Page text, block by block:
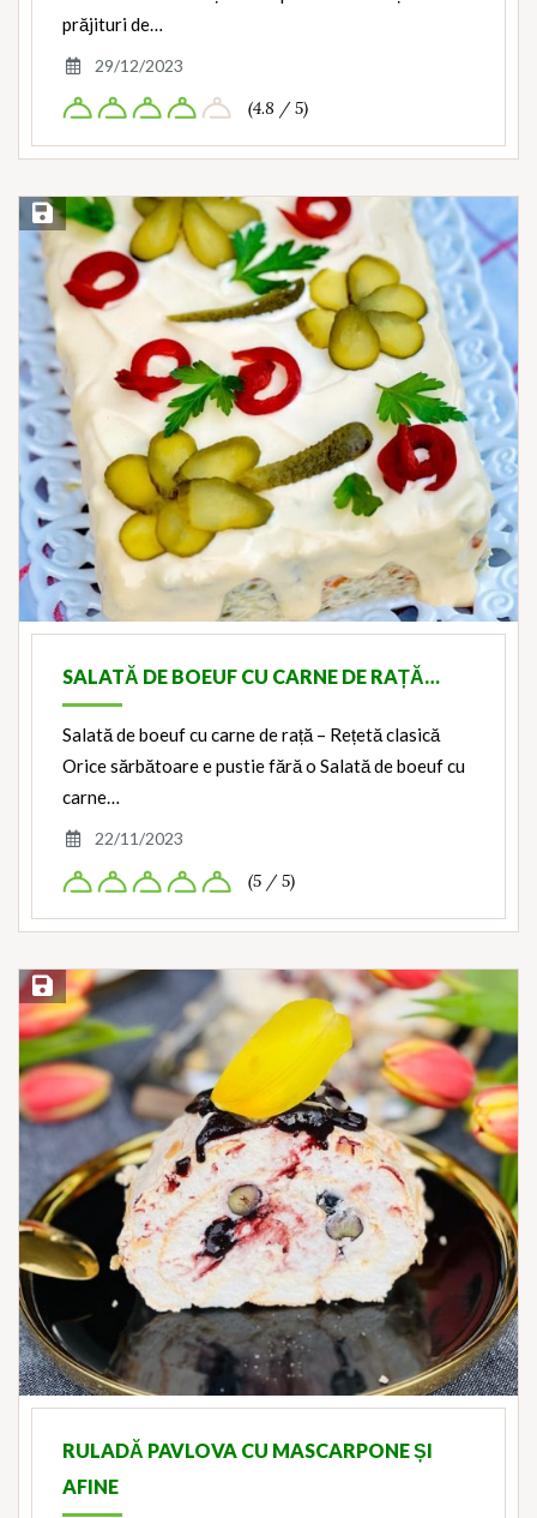
prăjituri de…
29/12/2023
(4.8 / 5)
Save Recipe
SALATĂ DE BOEUF CU CARNE DE RAȚĂ…
Salată de boeuf cu carne de rață – Rețetă clasică
Orice sărbătoare e pustie fără o Salată de boeuf cu
carne…
22/11/2023
(5 / 5)
Save Recipe
RULADĂ PAVLOVA CU MASCARPONE ȘI
AFINE